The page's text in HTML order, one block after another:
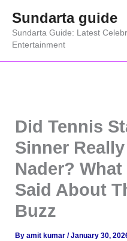
content
Sundarta guide
Sundarta Guide: Latest
Entertainment
Did Tennis
Sinner
Nader?
Said About
Buzz
Byamit kumar/January 30,